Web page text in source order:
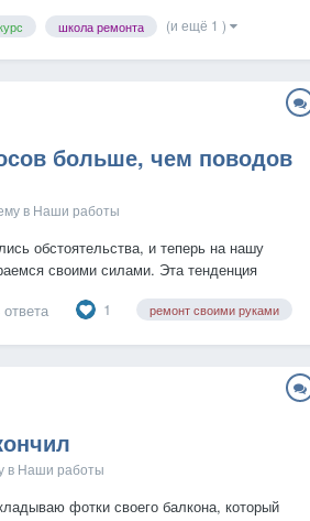
нашу квартиру. Оказалось, что для этого
школа ремонта (и ещё 1 )
больше, чем поводов
в Наши работы
обстоятельства, и теперь на нашу
своими силами. Эта тенденция
ни денег, ни результата. Теперь стоит
ответа 1 ремонт своими руками
в Наши работы
фотки своего балкона, который